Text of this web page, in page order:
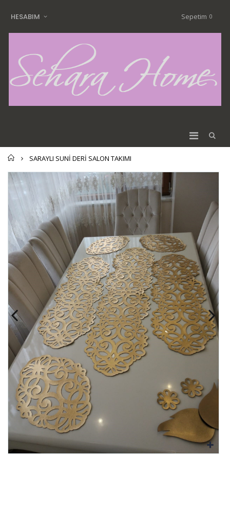
HESABIM Sepetim 0
Home
SARAYLI SUNİ DERİ SALON TAKIMI